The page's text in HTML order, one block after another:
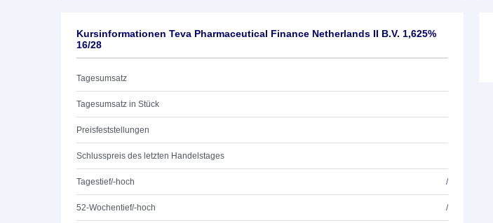
Kursinformationen Teva Pharmaceutical Finance Netherlands II B.V. 1,625%
16/28
Tagesumsatz
Tagesumsatz in Stück
Preisfeststellungen
Schlusspreis des letzten Handelstages
Tagestief/-hoch /
52-Wochentief/-hoch /